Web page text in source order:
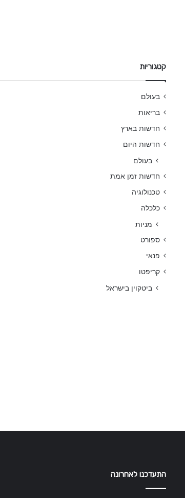
קטגוריות
בעולם
בריאות
חדשות בארץ
חדשות היום
בעולם
חדשות זמן אמת
טכנולוגיה
כלכלה
מניות
ספורט
פנאי
קריפטו
ביטקוין בישראל
התעדכנו לאחרונה